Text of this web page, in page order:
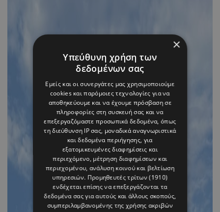
×
Υπεύθυνη χρήση των
δεδομένων σας
Εμείς και οι συνεργάτες μας χρησιμοποιούμε
cookies και παρόμοιες τεχνολογίες για να
αποθηκεύουμε και να έχουμε πρόσβαση σε
πληροφορίες στη συσκευή σας και να
επεξεργαζόμαστε προσωπικά δεδομένα, όπως
τη διεύθυνση IP σας, μοναδικά αναγνωριστικά
και δεδομένα περιήγησης, για
εξατομικευμένες διαφημίσεις και
περιεχόμενο, μέτρηση διαφημίσεων και
περιεχομένου, ανάλυση κοινού και βελτίωση
υπηρεσιών. Προμηθευτές τρίτων (1910)
ενδέχεται επίσης να επεξεργάζονται τα
δεδομένα σας για αυτούς και άλλους σκοπούς,
συμπεριλαμβανομένης της χρήσης ακριβών